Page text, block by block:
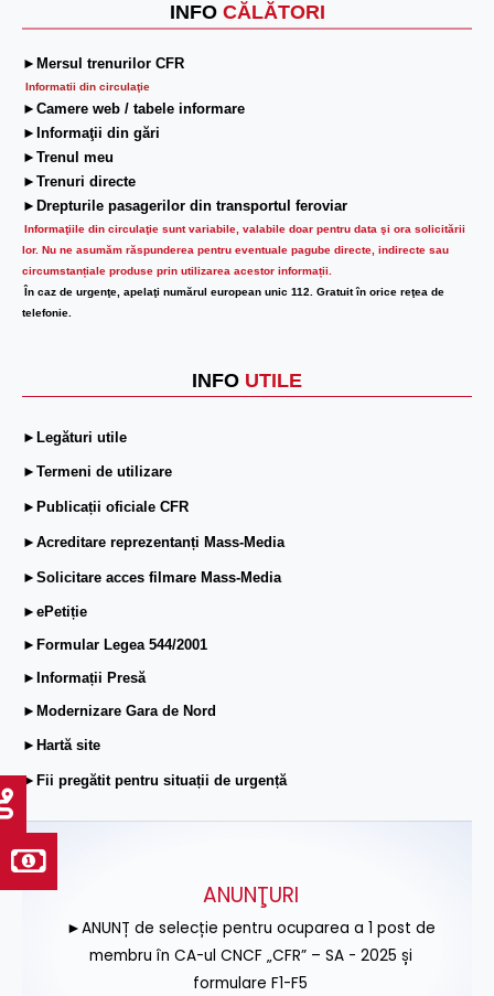
INFO CĂLĂTORI
►Mersul trenurilor CFR
Informatii din circulaţie
►Camere web / tabele informare
►Informaţii din gări
►Trenul meu
►Trenuri directe
►Drepturile pasagerilor din transportul feroviar
Informaţiile din circulaţie sunt variabile, valabile doar pentru data şi ora solicitării
lor. Nu ne asumăm răspunderea pentru eventuale pagube directe, indirecte sau
circumstanțiale produse prin utilizarea acestor informații.
În caz de urgenţe, apelaţi numărul european unic 112. Gratuit în orice reţea de
telefonie.
INFO UTILE
►Legături utile
►Termeni de utilizare
►Publicații oficiale CFR
►Acreditare reprezentanți Mass-Media
►Solicitare acces filmare Mass-Media
►ePetiție
►Formular Legea 544/2001
►Informații Presă
►Modernizare Gara de Nord
►Hartă site
►Fii pregătit pentru situații de urgență
ANUNŢURI
►ANUNȚ de selecție pentru ocuparea a 1 post de
membru în CA-ul CNCF „CFR” – SA - 2025 și
formulare F1-F5